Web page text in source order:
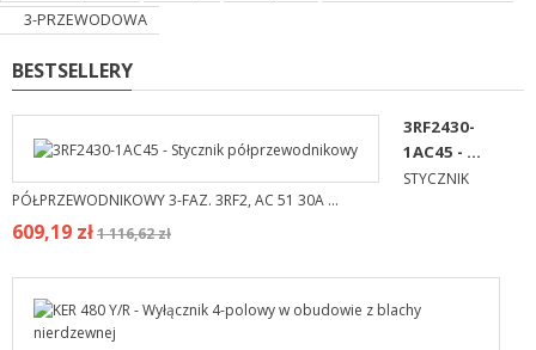
3-PRZEWODOWA
BESTSELLERY
3RF2430-
1AC45 - ...
STYCZNIK
PÓŁPRZEWODNIKOWY 3-FAZ. 3RF2, AC 51 30A ...
609,19 zł1 116,62 zł